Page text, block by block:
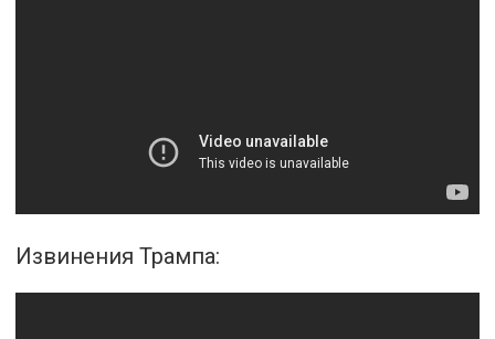
Извинения Трампа: